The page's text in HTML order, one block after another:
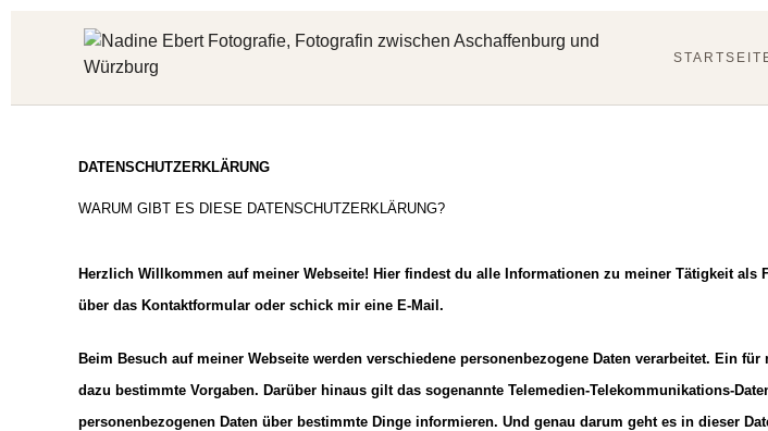
DATENSCHUTZERKLÄRUNG
WARUM GIBT ES DIESE DATENSCHUTZERKLÄRUNG?
Herzlich Willkommen auf meiner Webseite! Hier findest du alle Informationen zu meiner Tätigkeit
über das Kontaktformular oder schick mir eine E-Mail.
Beim Besuch auf meiner Webseite werden verschiedene personenbezogene Daten verarbeitet. Ein
dazu bestimmte Vorgaben. Darüber hinaus gilt das sogenannte Telemedien-Telekommunikations-
personenbezogenen Daten über bestimmte Dinge informieren. Und genau darum geht es in dieser